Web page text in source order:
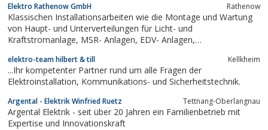
Elektrogeräteund Unterhaltungselektronik im Jahr 19651984
Übernahme in zweiter Generation...
Elektro Rathenow GmbH Rathenow
Klassischen Installationsarbeiten wie die Montage und Wartung
von Haupt- und Unterverteilungen für Licht- und
Kraftstromanlage, MSR- Anlagen, EDV- Anlagen,
Errichtung von Niederspannungs- und Mittelspannungsanlagen.
elektro-team hilbert & till Kellkheim
...Ihr kompetenter Partner rund um alle Fragen der
Elektroinstallation, Kommunikations- und Sicherheitstechnik.
Argental - Elektrik Winfried Ruetz Tettnang-Oberlangnau
Argental Elektrik - seit über 20 Jahren ein Familienbetrieb mit
Expertise und Innovationskraft